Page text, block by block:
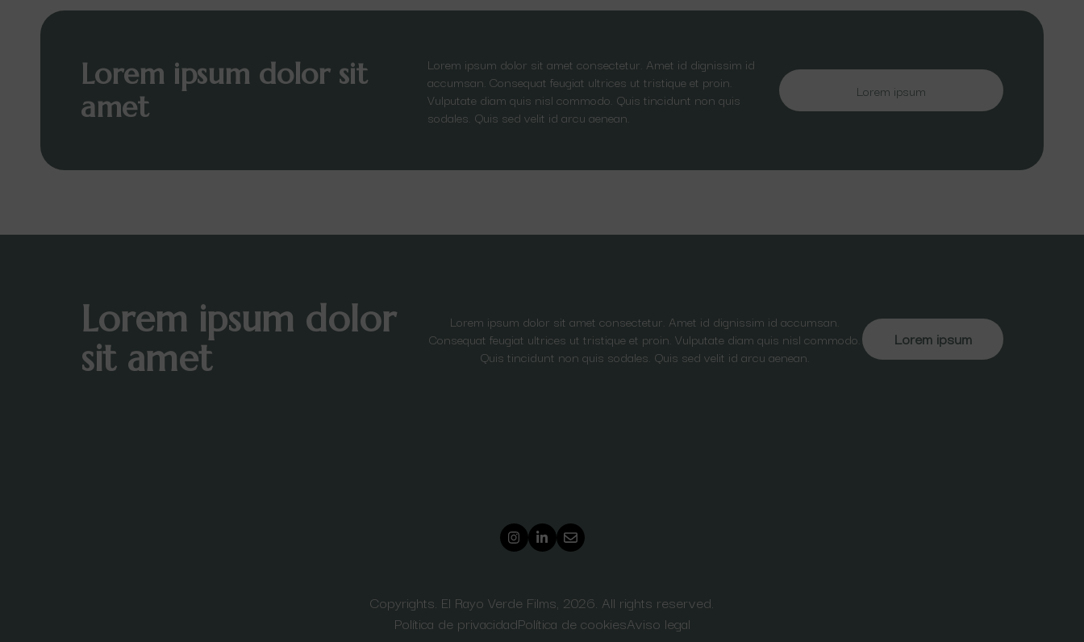
Lorem ipsum dolor sit
amet
Lorem ipsum dolor sit amet consectetur. Amet id dignissim id
accumsan. Consequat feugiat ultrices ut tristique et proin.
Vulputate diam quis nisl commodo. Quis tincidunt non quis
sodales. Quis sed velit id arcu aenean.
Lorem ipsum
Lorem ipsum dolor
sit amet
Lorem ipsum dolor sit amet consectetur. Amet id dignissim id accumsan.
Consequat feugiat ultrices ut tristique et proin. Vulputate diam quis nisl commodo.
Quis tincidunt non quis sodales. Quis sed velit id arcu aenean.
Lorem ipsum
Copyrights. El Rayo Verde Films, 2026. All rights reserved.
Política de privacidadPolítica de cookiesAviso legal